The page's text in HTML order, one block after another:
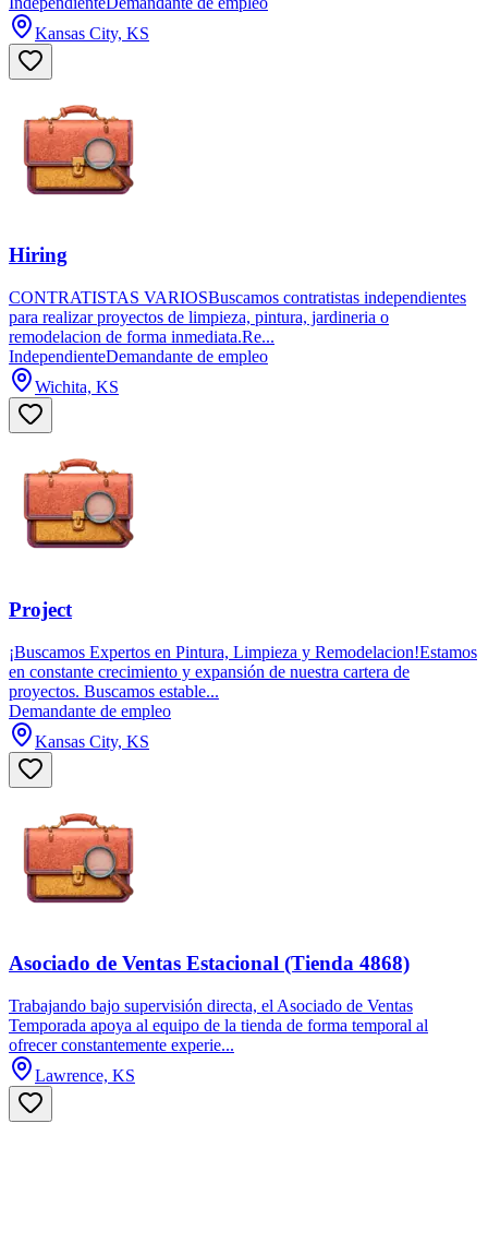
Kansas City, KS
Hiring
CONTRATISTAS VARIOSBuscamos contratistas independientes
para realizar proyectos de limpieza, pintura, jardineria o
remodelacion de forma inmediata.Re...
IndependienteDemandante de empleo
Wichita, KS
Project
¡Buscamos Expertos en Pintura, Limpieza y Remodelacion!Estamos
en constante crecimiento y expansión de nuestra cartera de
proyectos. Buscamos estable...
Demandante de empleo
Kansas City, KS
Asociado de Ventas Estacional (Tienda 4868)
Trabajando bajo supervisión directa, el Asociado de Ventas
Temporada apoya al equipo de la tienda de forma temporal al
ofrecer constantemente experie...
Lawrence, KS